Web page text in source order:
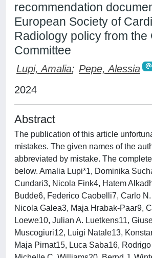
recommendation
European Society of
Radiology policy from the
Committee
Lupi, Amalia; Pepe, Alessia
2024
Abstract
The publication of this article
mistakes. The given names of the
abbreviated by mistake. The
below. Amalia Lupi*1, Dominika
Cundari3, Nicola Fink4, Hatem
Budde6, Federico Caobelli7, Carlo
Nicola Galea3, Maja Hrabak-Paar9,
Loewe10, Julian A. Luetkens11,
Muscogiuri12, Luigi Natale13,
Maja Pirnat15, Luca Saba16,